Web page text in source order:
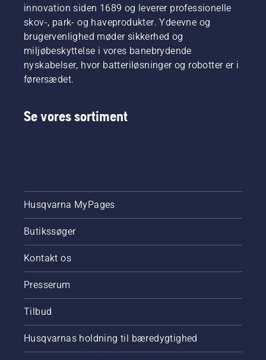
innovation siden 1689 og leverer professionelle
skov-, park- og haveprodukter. Ydeevne og
brugervenlighed møder sikkerhed og
miljøbeskyttelse i vores banebrydende
nyskabelser, hvor batteriløsninger og robotter er i
førersædet.
Se vores sortiment
Husqvarna MyPages
Butikssøger
Kontakt os
Presserum
Tilbud
Husqvarnas holdning til bæredygtighed